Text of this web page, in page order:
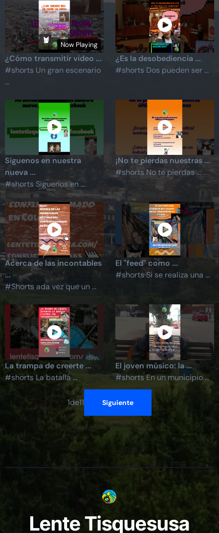
Now Playing
¿Cómo transmitir video ...
#shorts Un gran escenario
...
¿Es la desobediencia ...
#shorts Dos pueden ser ...
Siguenos en nuestra
nueva ...
#shorts Síguenos en ...
¡No te pierdas nuestras ...
#shorts No te pierdas ...
Acerca de las incontables
...
#Shorts ada vez que un ...
El "feed" como ...
#shorts Si se realiza una ...
La trampa de creerte ...
#shorts La batalla ...
El joven músico: la ...
#shorts En un municipio ...
1de11 Siguiente
Lente Tisquesusa